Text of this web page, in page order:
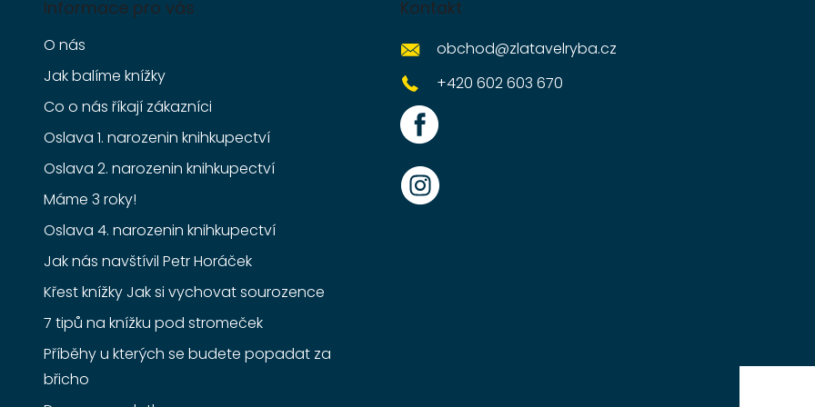
Informace pro vás
O nás
Jak balíme knížky
Co o nás říkají zákazníci
Oslava 1. narozenin knihkupectví
Oslava 2. narozenin knihkupectví
Máme 3 roky!
Oslava 4. narozenin knihkupectví
Jak nás navštívil Petr Horáček
Křest knížky Jak si vychovat sourozence
7 tipů na knížku pod stromeček
Příběhy u kterých se budete popadat za
břicho
Kontakt
obchod@zlatavelryba.cz
+420 602 603 670